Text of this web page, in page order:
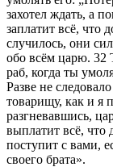
захотел ждать, а
заплатит всё, что
случилось, они
обо всём царю. 32
раб, когда ты
Разве не
товарищу, как и я
разгневавшись,
выплатит всё,
поступит с вами,
своего брата».